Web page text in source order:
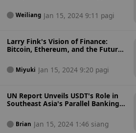
Weiliang Jan 15, 2024 9:11 pagi
Larry Fink's Vision of Finance:
Bitcoin, Ethereum, and the Future
Miyuki Jan 15, 2024 9:20 pagi
UN Report Unveils USDT's Role in
Southeast Asia's Parallel Banking
Brian Jan 15, 2024 1:46 siang